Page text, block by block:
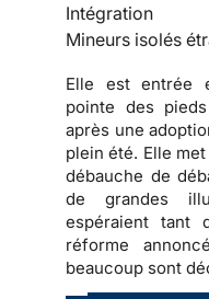
Intégration
Mineurs isolés
Elle est entrée
pointe des
après une
plein été. Elle
débauche de
de grandes
espéraient tant
réforme
beaucoup sont